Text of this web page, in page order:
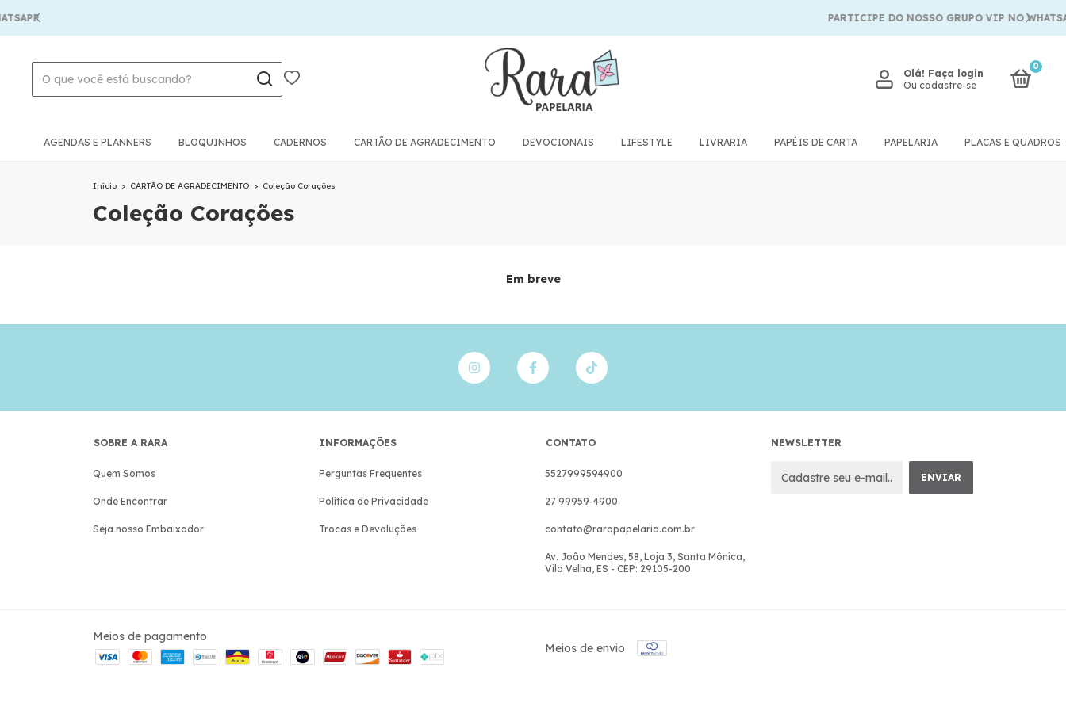
PARTICIPE DO NOSSO GRUPO VIP NO
Olá! Faça login
Ou cadastre-se
0
AGENDAS E PLANNERS BLOQUINHOS CADERNOS CARTÃO DE AGRADECIMENTO DEVOCIONAIS LIFESTYLE LIVRARIA PAPÉIS DE CARTA PAPELARIA PLACAS E QUADROS
Início > CARTÃO DE AGRADECIMENTO > Coleção Corações
Coleção Corações
Em breve
SOBRE A RARA
Quem Somos
Onde Encontrar
Seja nosso Embaixador
INFORMAÇÕES
Perguntas Frequentes
Política de Privacidade
Trocas e Devoluções
CONTATO
5527999594900
27 99959-4900
contato@rarapapelaria.com.br
Av. João Mendes, 58, Loja 3, Santa Mônica,
Vila Velha, ES - CEP: 29105-200
NEWSLETTER
Meios de pagamento
Meios de envio